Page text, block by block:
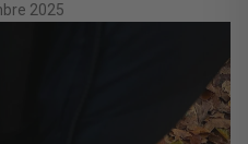
2025